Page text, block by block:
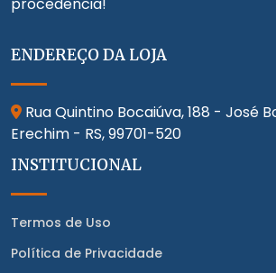
procedência!
ENDEREÇO DA LOJA
Rua Quintino Bocaiúva, 188 - José
Erechim - RS,99701-520
INSTITUCIONAL
Termos de Uso
Política de Privacidade